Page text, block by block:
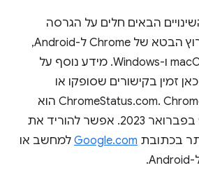
הבאים חלים על הגרסה
החדשה ביותר של ערוץ הבטא של Chrome ל-Android,‏
ChromeOS,‏ Linux,‏ macOS ו-Windows. מידע נוסף על
זמין בקישורים שסופקו או
ברשימה באתר ChromeStatus.com. Chrome 111 הוא
בגרסת בטא נכון ל-9 בפברואר 2023. אפשר להוריד את
בכתובת Google.com למחשב או